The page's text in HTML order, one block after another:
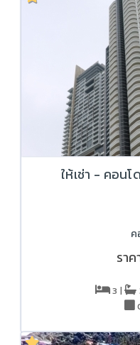
ให้เช่า - คอน
ค
ราค
3 |